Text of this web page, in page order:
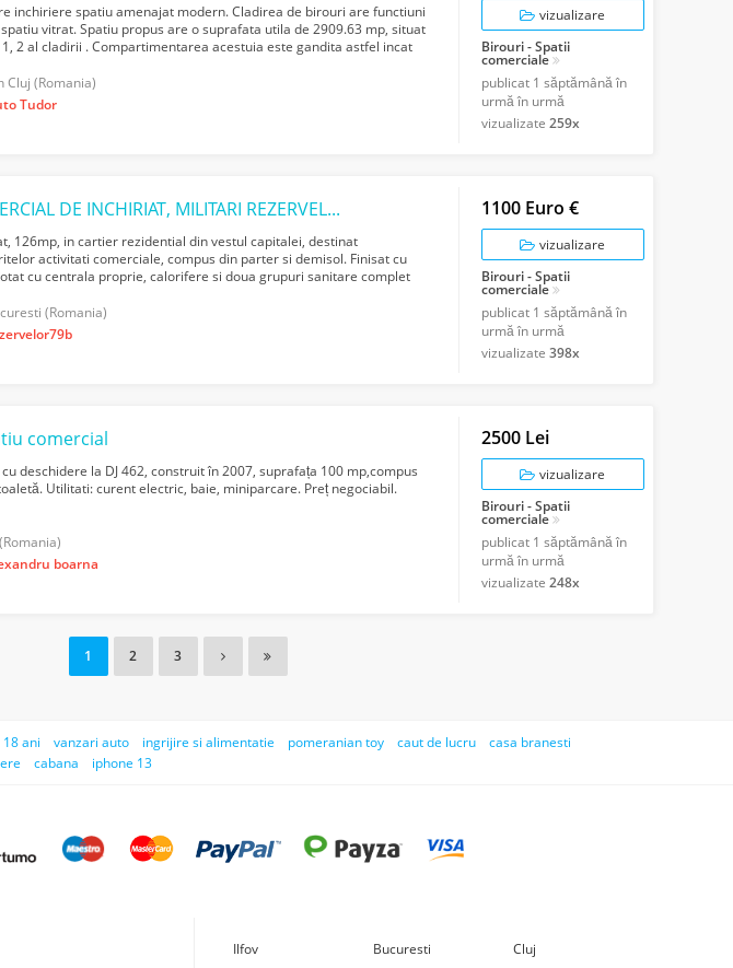
inchiriere spatiu amenajat modern. Cladirea de birouri are functiuni
vitrat. Spatiu propus are o suprafata utila de 2909.63 mp, situat
2 al cladirii . Compartimentarea acestuia este gandita astfel incat
Cluj (Romania)
Tudor
vizualizare
Birouri - Spatii
comerciale
publicat 1 săptămână în
urmă în urmă
vizualizate 259x
SPATIU COMERCIAL DE INCHIRIAT, MILITARI REZERVELOR
126mp, in cartier rezidential din vestul capitalei, destinat
activitati comerciale, compus din parter si demisol. Finisat cu
cu centrala proprie, calorifere si doua grupuri sanitare complet
(Romania)
1100 Euro €
vizualizare
Birouri - Spatii
comerciale
publicat 1 săptămână în
urmă în urmă
vizualizate 398x
comercial
deschidere la DJ 462, construit în 2007, suprafața 100 mp,compus
Utilitati: curent electric, baie, miniparcare. Preț negociabil.
boarna
2500 Lei
vizualizare
Birouri - Spatii
comerciale
publicat 1 săptămână în
urmă în urmă
vizualizate 248x
1 2 3
18 ani vanzari auto ingrijire si alimentatie pomeranian toy caut de lucru
casa branesti
cabana iphone 13
Ilfov Bucuresti
Cluj